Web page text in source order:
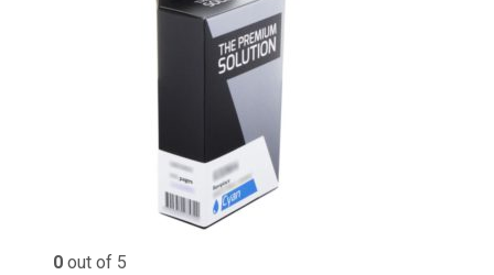
0 out of 5